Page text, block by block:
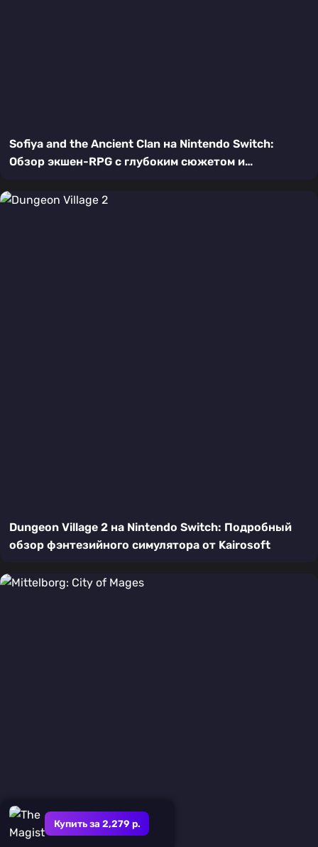
Купить за 2,279 р.
Sofiya and the Ancient Clan на Nintendo Switch:
Обзор экшен-RPG с глубоким сюжетом и
Dungeon Village 2 на Nintendo Switch: Подробный
обзор фэнтезийного симулятора от Kairosoft